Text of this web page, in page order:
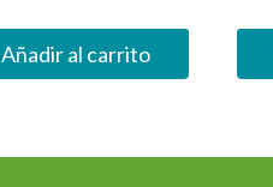
Añadir al carrito